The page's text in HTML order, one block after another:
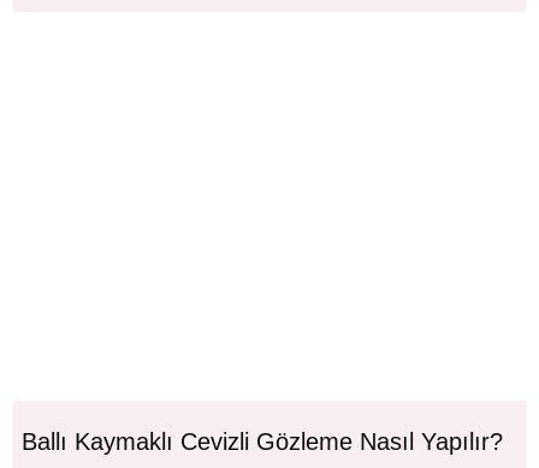
Ballı Kaymaklı Cevizli Gözleme Nasıl Yapılır?